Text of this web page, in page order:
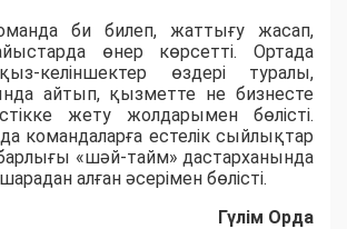
би билеп, жаттығу жасап,
өнер көрсетті. Ортада
келіншектер өздері туралы,
айтып, қызметте не бизнесте
жету жолдарымен бөлісті.
командаларға естелік сыйлықтар
«шәй-тайм» дастарханында
алған әсерімен бөлісті.
Гүлім Орда